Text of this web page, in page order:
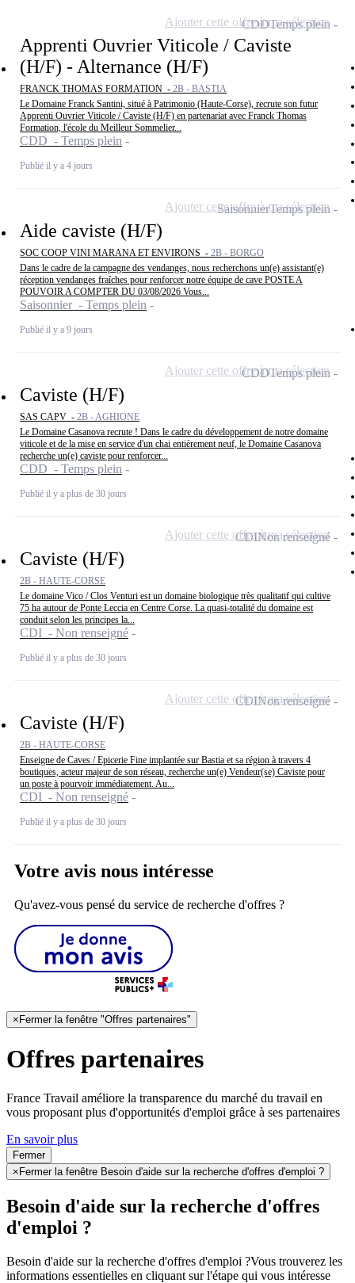
Apprenti Ouvrier Viticole / Caviste
(H/F) - Alternance (H/F)
FRANCK THOMAS FORMATION - 2B - BASTIA
Le Domaine Franck Santini, situé à Patrimonio (Haute-Corse), recrute son futur
Apprenti Ouvrier Viticole / Caviste (H/F) en partenariat avec Franck Thomas
Formation, l'école du Meilleur Sommelier...
CDD - Temps plein
Publié il y a 4 jours
CDDTemps plein
Ajouter cette offre à ma sélection
Aide caviste (H/F)
SOC COOP VINI MARANA ET ENVIRONS - 2B - BORGO
Dans le cadre de la campagne des vendanges, nous recherchons un(e) assistant(e)
réception vendanges fraîches pour renforcer notre équipe de cave POSTE A
POUVOIR A COMPTER DU 03/08/2026 Vous...
Saisonnier - Temps plein
Publié il y a 9 jours
SaisonnierTemps plein
Ajouter cette offre à ma sélection
Caviste (H/F)
SAS CAPV - 2B - AGHIONE
Le Domaine Casanova recrute ! Dans le cadre du développement de notre domaine
viticole et de la mise en service d'un chai entièrement neuf, le Domaine Casanova
recherche un(e) caviste pour renforcer...
CDD - Temps plein
Publié il y a plus de 30 jours
CDDTemps plein
Ajouter cette offre à ma sélection
Caviste (H/F)
2B - HAUTE-CORSE
Le domaine Vico / Clos Venturi est un domaine biologique très qualitatif qui cultive
75 ha autour de Ponte Leccia en Centre Corse. La quasi-totalité du domaine est
conduit selon les principes la...
CDI - Non renseigné
Publié il y a plus de 30 jours
CDINon renseigné
Ajouter cette offre à ma sélection
Caviste (H/F)
2B - HAUTE-CORSE
Enseigne de Caves / Epicerie Fine implantée sur Bastia et sa région à travers 4
boutiques, acteur majeur de son réseau, recherche un(e) Vendeur(se) Caviste pour
un poste à pourvoir immédiatement. Au...
CDI - Non renseigné
Publié il y a plus de 30 jours
CDINon renseigné
Ajouter cette offre à ma sélection
Votre avis nous intéresse
Qu'avez-vous pensé du service de recherche d'offres ?
× Fermer la fenêtre "Offres partenaires"
Offres partenaires
France Travail améliore la transparence du marché du travail en
vous proposant plus d'opportunités d'emploi grâce à ses partenaires
En savoir plus
Fermer
×Fermer la fenêtre Besoin d'aide sur la recherche d'offres d'emploi ?
Besoin d'aide sur la recherche d'offres
d'emploi ?
Besoin d'aide sur la recherche d'offres d'emploi ?Vous trouverez les
informations essentielles en cliquant sur l'étape qui vous intéresse